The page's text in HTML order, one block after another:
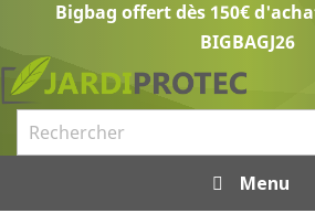
Bigbag offert dès 150€
BIGBAGJ26
Menu